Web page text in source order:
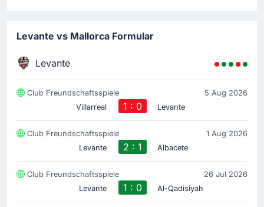
Levante vs Mallorca Formular
Levante
Club Freundschaftsspiele
5 Aug 2026
Villarreal
1 : 0 Levante
Club Freundschaftsspiele
1 Aug 2026
Levante
2 : 1 Albacete
Club Freundschaftsspiele
26 Jul 2026
Levante
1 : 0 Al-Qadisiyah